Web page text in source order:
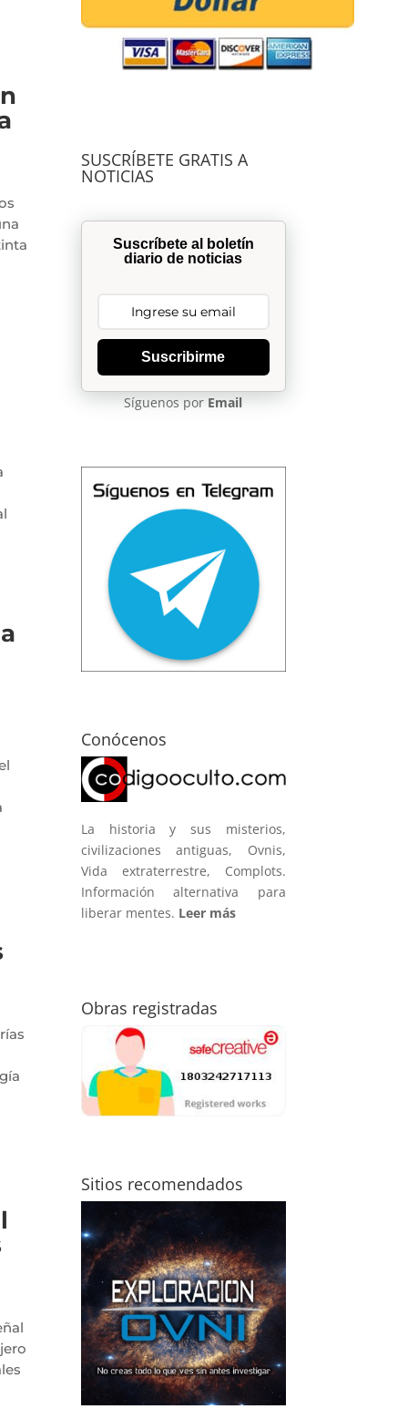
SUSCRÍBETE GRATIS A
NOTICIAS
Suscríbete al boletín
diario de noticias
Suscribirme
Síguenos por Email
Conócenos
La historia y sus misterios,
civilizaciones antiguas, Ovnis,
Vida extraterrestre, Complots.
Información alternativa para
liberar mentes. Leer más
Obras registradas
Sitios recomendados